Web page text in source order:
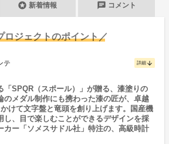
stars 新着情報 chat コメント
ロジェクトのポイント／
テ 詳細 arrow_downward
「SPQR（スポール）」が贈る、漆塗りの
のメダル制作にも携わった漆の匠が、卓越
けて文字盤と竜頭を創り上げます。国産機
し、目で楽しむことができるデザインを採
カー「ソメスサドル社」特注の、高級時計